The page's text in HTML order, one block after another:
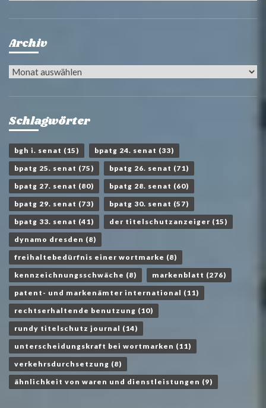
Archiv
Archiv
Schlagwörter
bgh i. senat (15) bpatg 24. senat (33)
bpatg 25. senat (75) bpatg 26. senat (71)
bpatg 27. senat (80) bpatg 28. senat (60)
bpatg 29. senat (73) bpatg 30. senat (57)
bpatg 33. senat (41) der titelschutzanzeiger (15)
dynamo dresden (8)
freihaltebedürfnis einer wortmarke (8)
kennzeichnungsschwäche (8) markenblatt (276)
patent- und markenämter international (11)
rechtserhaltende benutzung (10)
rundy titelschutz journal (14)
unterscheidungskraft bei wortmarken (11)
verkehrsdurchsetzung (8)
ähnlichkeit von waren und dienstleistungen (9)